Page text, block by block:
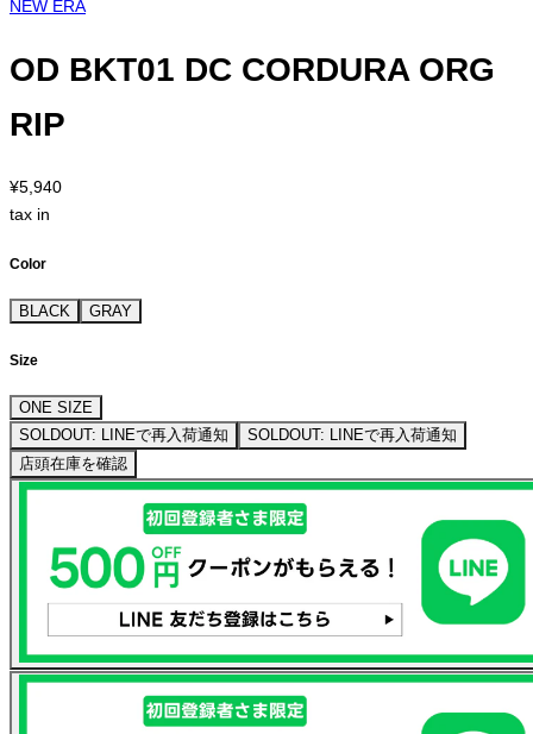
NEW ERA
OD BKT01 DC CORDURA ORG
RIP
¥5,940
tax in
Color
BLACK GRAY
Size
ONE SIZE
SOLDOUT: LINEで再入荷通知
SOLDOUT: LINEで再入荷通知
店頭在庫を確認